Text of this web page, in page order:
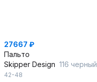
27667 ₽
Пальто
Skipper Design 116 черный
42-48